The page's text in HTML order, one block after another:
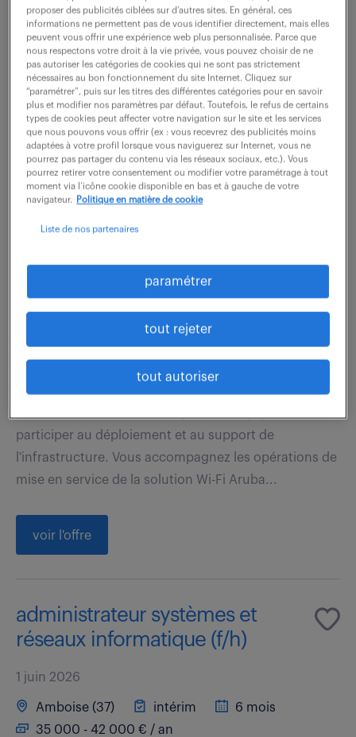
35 000 - 40 000 € / an
Rattaché au pôle informatique, vous êtes le référent
technique sur le périmètre des aides techniques
(matérielles et logicielles). Vous identifiez et testez
des solutions innovantes en...
voir l'offre
technicien support wi fi aruba
27 000 - 30 000 € / an
participer au déploiement et au support de
l'infrastructure. Vous accompagnez les opérations de
mise en service de la solution Wi-Fi Aruba...
voir l'offre
administrateur systèmes et
réseaux informatique (f/h)
1 juin 2026
Amboise (37) intérim
6 mois
35 000 - 42 000 € / an
proposer des publicités ciblées sur d’autres sites. En général, ces
informations ne permettent pas de vous identifier directement, mais elles
peuvent vous offrir une expérience web plus personnalisée. Parce que
nous respectons votre droit à la vie privée, vous pouvez choisir de ne
pas autoriser les catégories de cookies qui ne sont pas strictement
nécessaires au bon fonctionnement du site Internet. Cliquez sur
“paramétrer”, puis sur les titres des différentes catégories pour en savoir
plus et modifier nos paramètres par défaut. Toutefois, le refus de certains
types de cookies peut affecter votre navigation sur le site et les services
que nous pouvons vous offrir (ex : vous recevrez des publicités moins
adaptées à votre profil lorsque vous naviguerez sur Internet, vous ne
pourrez pas partager du contenu via les réseaux sociaux, etc.). Vous
pourrez retirer votre consentement ou modifier votre paramétrage à tout
moment via l’icône cookie disponible en bas et à gauche de votre
navigateur.
Politique en matière de cookie
Liste de nos partenaires
paramétrer
tout rejeter
tout autoriser